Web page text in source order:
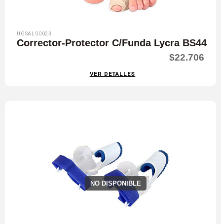
UGSAL00023
Corrector-Protector C/Funda Lycra BS44
$22.706
VER DETALLES
NO DISPONIBLE